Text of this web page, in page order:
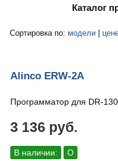
Каталог
Сортировка по: модели
Alinco ERW-2A
Программатор для DR-
3 136 руб.
В наличии: О